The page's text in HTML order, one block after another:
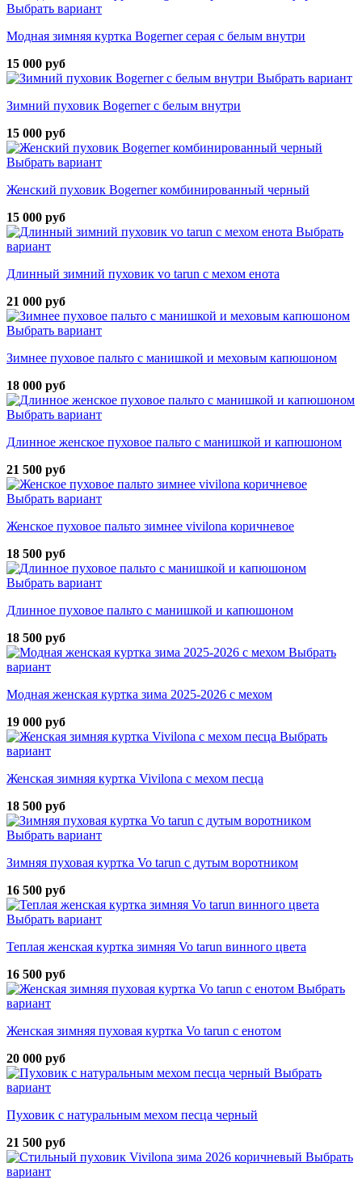
Выбрать вариант
Модная зимняя куртка Bogerner серая с белым внутри
15 000 руб
Выбрать вариант
Зимний пуховик Bogerner с белым внутри
15 000 руб
Выбрать вариант
Женский пуховик Bogerner комбинированный черный
15 000 руб
Выбрать
вариант
Длинный зимний пуховик vo tarun с мехом енота
21 000 руб
Выбрать вариант
Зимнее пуховое пальто с манишкой и меховым капюшоном
18 000 руб
Выбрать вариант
Длинное женское пуховое пальто с манишкой и капюшоном
21 500 руб
Выбрать вариант
Женское пуховое пальто зимнее vivilona коричневое
18 500 руб
Выбрать вариант
Длинное пуховое пальто с манишкой и капюшоном
18 500 руб
Выбрать
вариант
Модная женская куртка зима 2025-2026 с мехом
19 000 руб
Выбрать
вариант
Женская зимняя куртка Vivilona с мехом песца
18 500 руб
Выбрать вариант
Зимняя пуховая куртка Vo tarun с дутым воротником
16 500 руб
Выбрать вариант
Теплая женская куртка зимняя Vo tarun винного цвета
16 500 руб
Выбрать
вариант
Женская зимняя пуховая куртка Vo tarun с енотом
20 000 руб
Выбрать
вариант
Пуховик с натуральным мехом песца черный
21 500 руб
Выбрать
вариант